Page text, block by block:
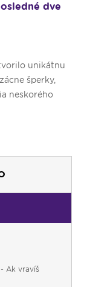
dve
unikátnu
šperky,
neskorého
- Ak vravíš